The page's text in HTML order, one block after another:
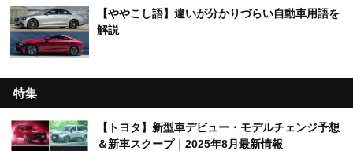
【ややこし語】違いが分かりづらい自動車用語を
解説
特集
【トヨタ】新型車デビュー・モデルチェンジ予想
＆新車スクープ｜2025年8月最新情報